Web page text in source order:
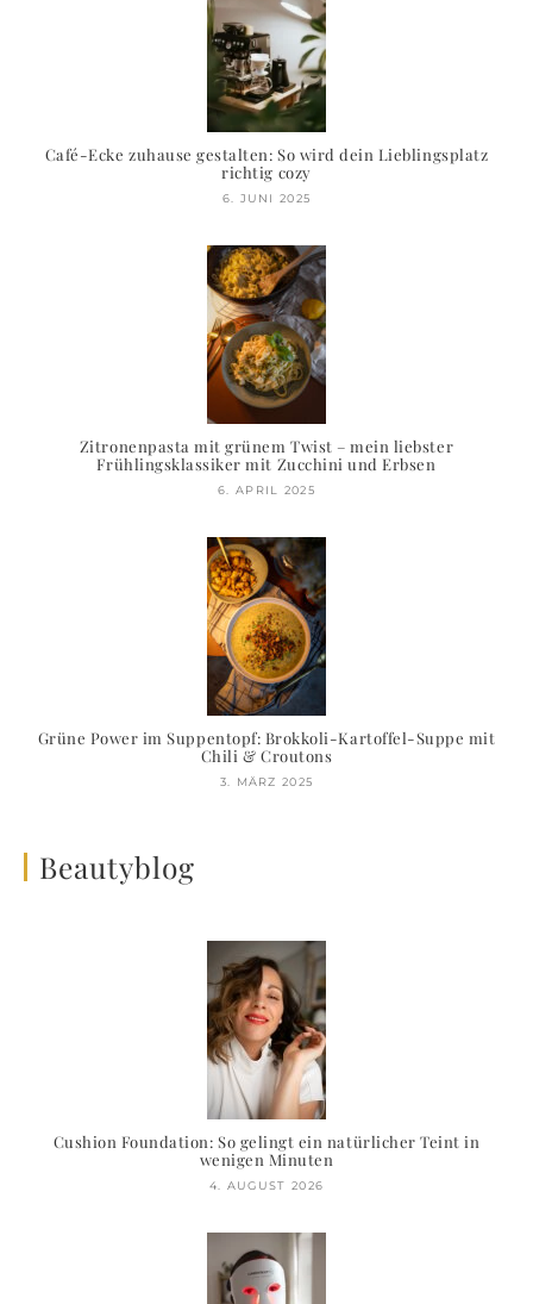
Café-Ecke zuhause gestalten: So wird dein Lieblingsplatz
richtig cozy
6. JUNI 2025
Zitronenpasta mit grünem Twist – mein liebster
Frühlingsklassiker mit Zucchini und Erbsen
6. APRIL 2025
Grüne Power im Suppentopf: Brokkoli-Kartoffel-Suppe mit
Chili & Croutons
3. MÄRZ 2025
Beautyblog
Cushion Foundation: So gelingt ein natürlicher Teint in
wenigen Minuten
4. AUGUST 2026